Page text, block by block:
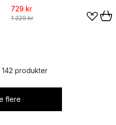
729 kr
1 329 kr
produkter
flere